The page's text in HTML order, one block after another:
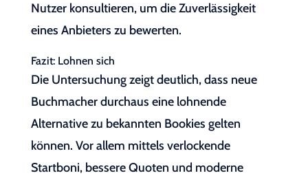
Nutzer konsultieren, um die Zuverlässigkeit
eines Anbieters zu bewerten.
Fazit: Lohnen sich
Die Untersuchung zeigt deutlich, dass neue
Buchmacher durchaus eine lohnende
Alternative zu bekannten Bookies gelten
können. Vor allem mittels verlockende
Startboni, bessere Quoten und moderne